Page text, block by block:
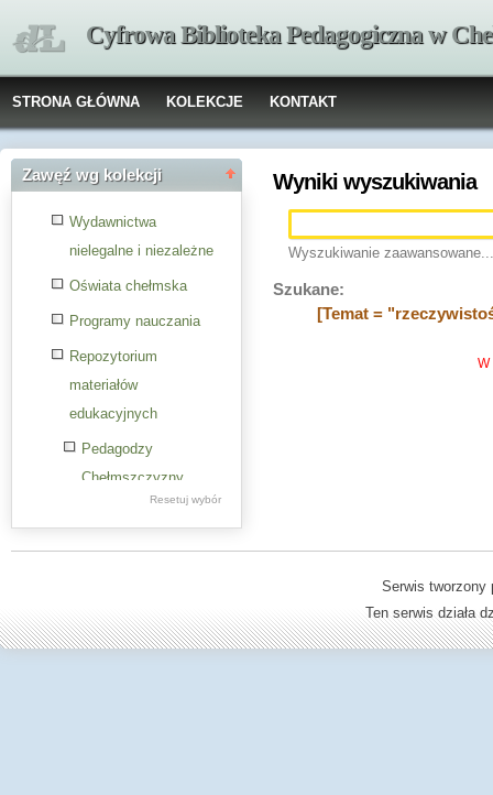
Cyfrowa Biblioteka Pedagogiczna w
STRONA GŁÓWNA KOLEKCJE KONTAKT
Zawęź wg kolekcji
Wydawnictwa
nielegalne i niezależne
Oświata chełmska
Programy nauczania
Repozytorium
materiałów
edukacyjnych
Pedagodzy
Chełmszczyzny
Dziedzictwo kulturowe -
Ministerstwa Oświaty,
Resetuj wybór
Wyniki wyszukiwania
Wyszukiwanie zaawansowane...
Szukane:
[Temat =
W
Serwis
Ten serwis działa